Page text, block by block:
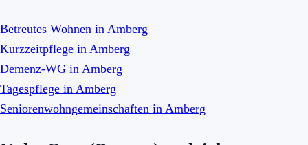
Betreutes Wohnen in Amberg
Kurzzeitpflege in Amberg
Demenz-WG in Amberg
Tagespflege in Amberg
Seniorenwohngemeinschaften in Amberg